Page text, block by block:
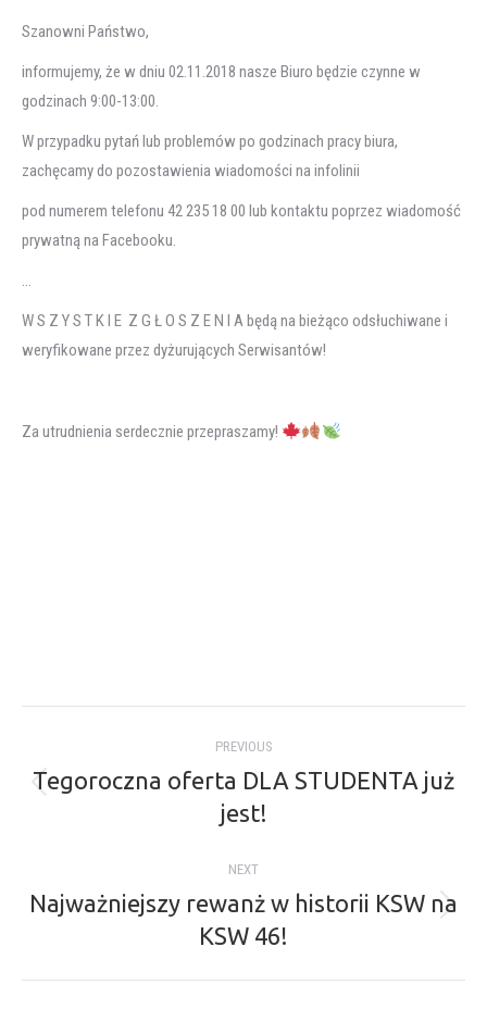
Szanowni Państwo,
informujemy, że w dniu 02.11.2018 nasze Biuro będzie czynne w
godzinach 9:00-13:00.
W przypadku pytań lub problemów po godzinach pracy biura,
zachęcamy do pozostawienia wiadomości na infolinii
pod numerem telefonu 42 235 18 00 lub kontaktu poprzez wiadomość
prywatną na Facebooku.
…
W S Z Y S T K I E Z G Ł O S Z E N I A będą na bieżąco odsłuchiwane i
weryfikowane przez dyżurujących Serwisantów!
Za utrudnienia serdecznie przepraszamy!
navigation
PREVIOUS
Previous
post:
Tegoroczna oferta DLA STUDENTA już
jest!
NEXT
Next
post:
Najważniejszy rewanż w historii KSW na
KSW 46!